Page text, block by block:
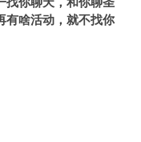
啥活动，就不找你